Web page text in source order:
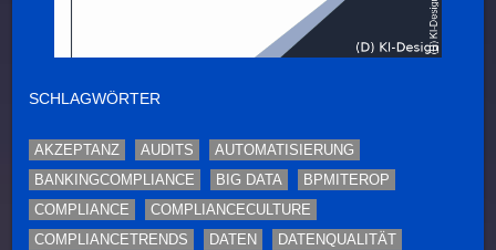
SCHLAGWÖRTER
AKZEPTANZ AUDITS
AUTOMATISIERUNG
BANKINGCOMPLIANCE
BIG DATA
BPMITEROP
COMPLIANCE
COMPLIANCECULTURE
COMPLIANCETRENDS
DATEN
DATENQUALITÄT